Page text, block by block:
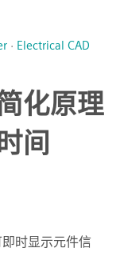
· Electrical CAD
化原理
间
时显示元件信